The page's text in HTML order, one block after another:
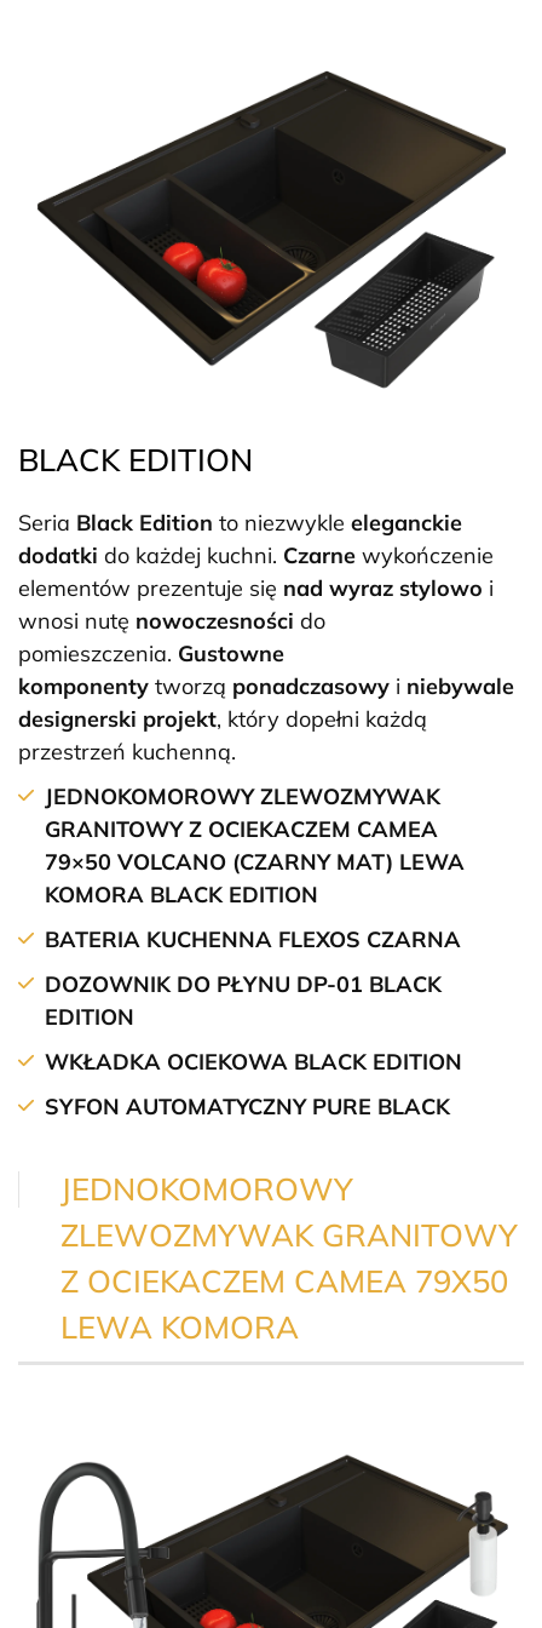
BLACK EDITION
Seria Black Edition to niezwykle eleganckie
dodatki do każdej kuchni. Czarne wykończenie
elementów prezentuje się nad wyraz stylowo i
wnosi nutę nowoczesności do
pomieszczenia. Gustowne
komponenty tworzą ponadczasowy i niebywale
designerski projekt, który dopełni każdą
przestrzeń kuchenną.
JEDNOKOMOROWY ZLEWOZMYWAK
GRANITOWY Z OCIEKACZEM CAMEA
79×50 VOLCANO (CZARNY MAT) LEWA
KOMORA BLACK EDITION
BATERIA KUCHENNA FLEXOS CZARNA
DOZOWNIK DO PŁYNU DP-01 BLACK
EDITION
WKŁADKA OCIEKOWA BLACK EDITION
SYFON AUTOMATYCZNY PURE BLACK
JEDNOKOMOROWY
ZLEWOZMYWAK GRANITOWY
Z OCIEKACZEM CAMEA 79X50
LEWA KOMORA